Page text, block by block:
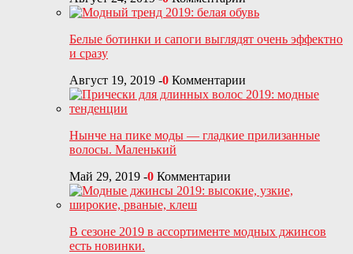
Белые ботинки и сапоги выглядят очень эффектно
и сразу
Август 19, 2019 -0 Комментарии
Нынче на пике моды — гладкие прилизанные
волосы. Маленький
Май 29, 2019 -0 Комментарии
В сезоне 2019 в ассортименте модных джинсов
есть новинки.